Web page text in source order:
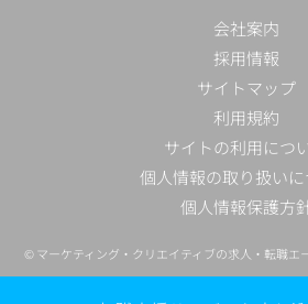
会社案内
採用情報
サイトマップ
利用規約
サイトの利用につ
個人情報の取り扱いに
個人情報保護方
© マーケティング・クリエイティブの求人・転職エ